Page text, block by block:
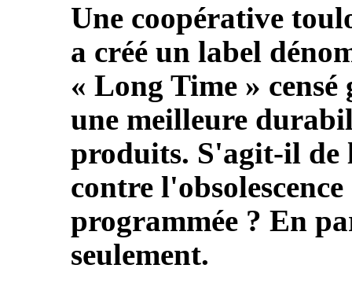
Une coopérative
a créé un label
« Long Time »
une meilleure
produits. S'agit-il de
contre l'obsolescence
programmée ? En
seulement.